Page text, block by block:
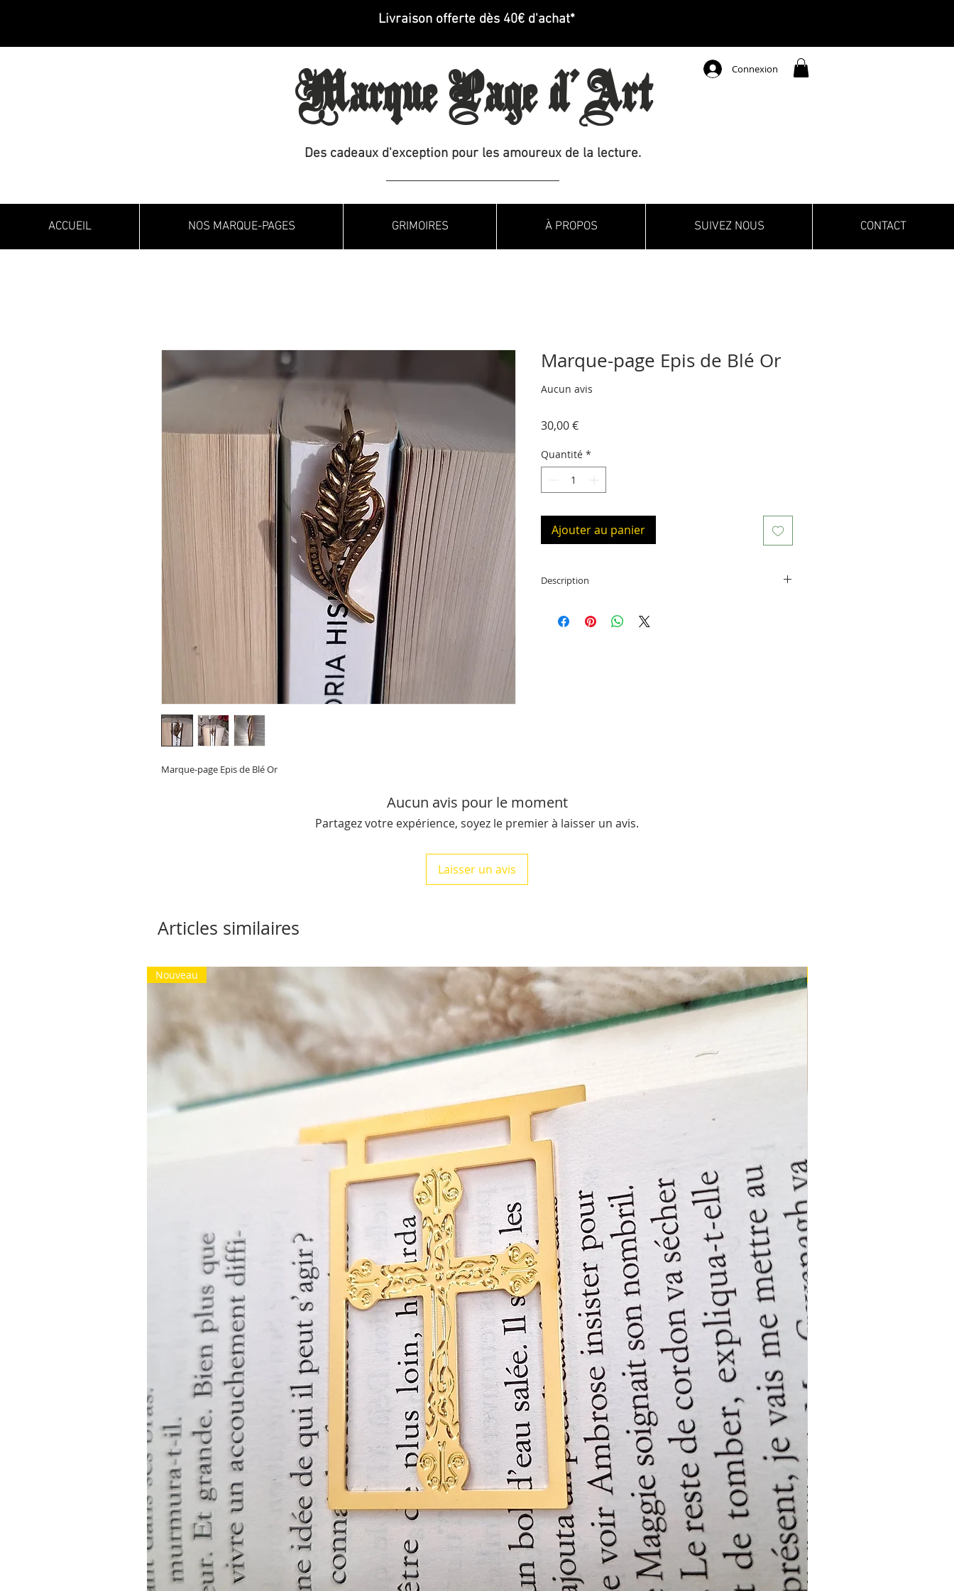
Livraison offerte dès 40€ d'achat*
Connexion
Marque Page d'Art
Des cadeaux d'exception pour les amoureux de la lecture.
ACCUEIL NOS MARQUE-PAGES GRIMOIRES À PROPOS SUIVEZ NOUS CONTACT
Marque-page Epis de Blé Or
Marque-page Epis de Blé Or
Aucun avis
30,00 €Prix
Quantité *
Ajouter au panier
Description
14 cm de long (placé à l'intérieur du livre), le motif
Aucun avis pour le moment
Partagez votre expérience, soyez le premier à laisser un avis.
Laisser un avis
Articles similaires
Nouveau